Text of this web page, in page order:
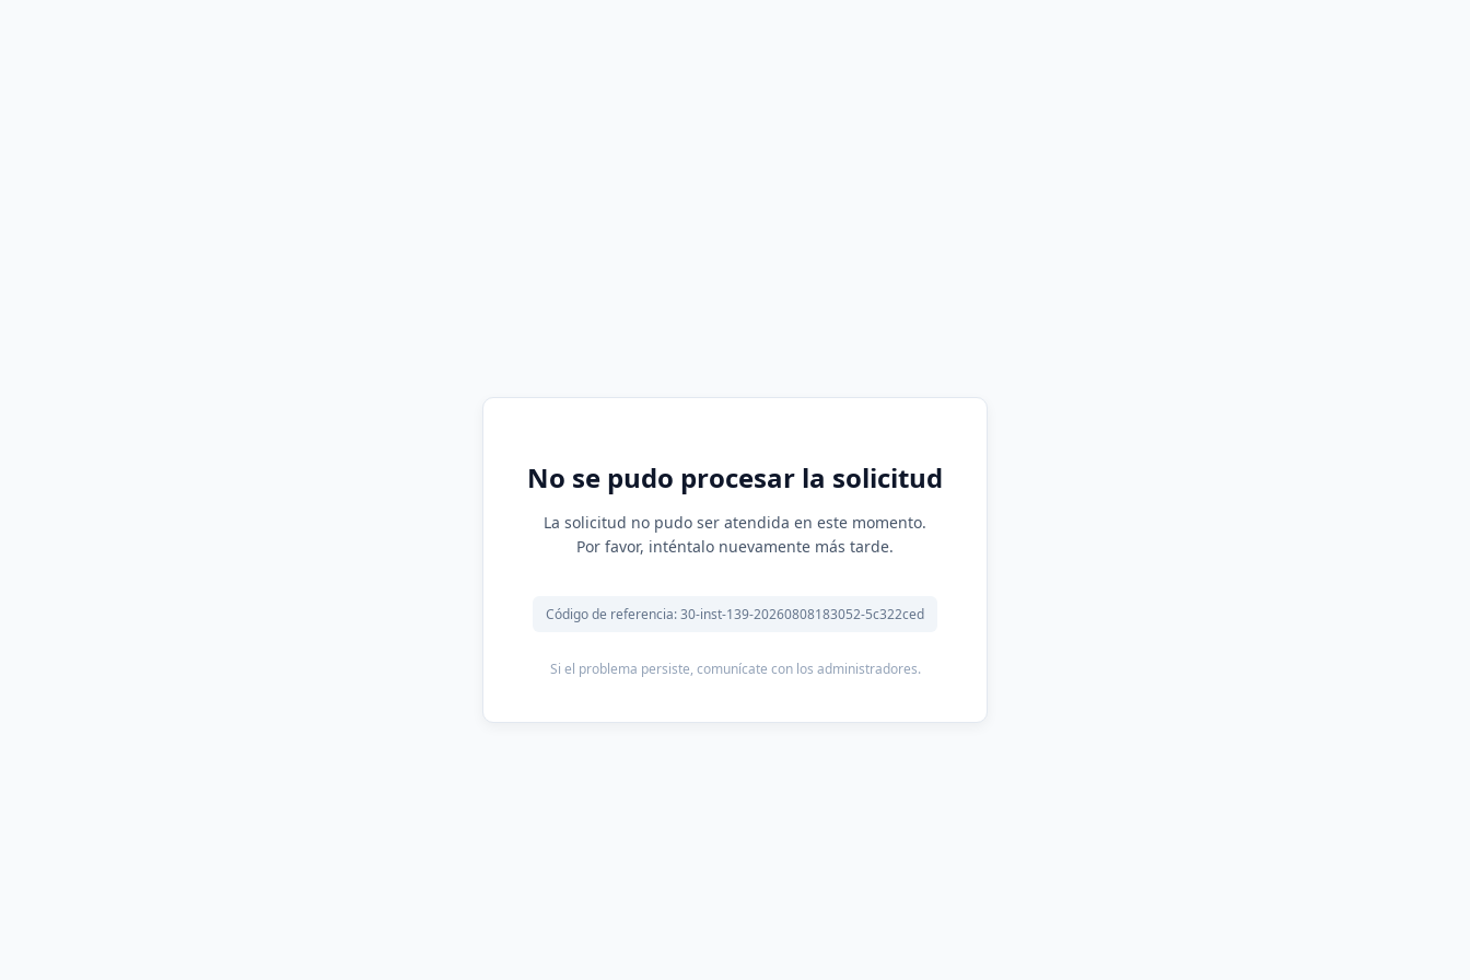
No se pudo procesar la solicitud
La solicitud no pudo ser atendida en este momento.
Por favor, inténtalo nuevamente más tarde.
Código de referencia: 30-inst-139-20260808183052-5c322ced
Si el problema persiste, comunícate con los administradores.